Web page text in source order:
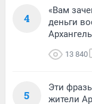
4
«Вам
деньги
13 840
5
Эти
жители